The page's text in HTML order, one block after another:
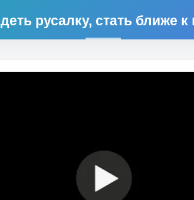
русалку, стать ближе к